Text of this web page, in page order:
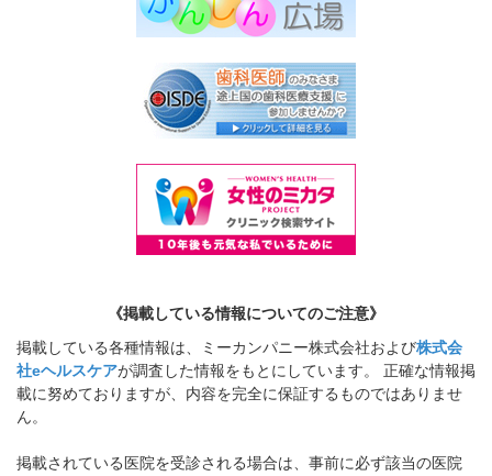
《掲載している情報についてのご注意》
掲載している各種情報は、ミーカンパニー株式会社および株式会
社eヘルスケアが調査した情報をもとにしています。 正確な情報掲
載に努めておりますが、内容を完全に保証するものではありませ
ん。
掲載されている医院を受診される場合は、事前に必ず該当の医院